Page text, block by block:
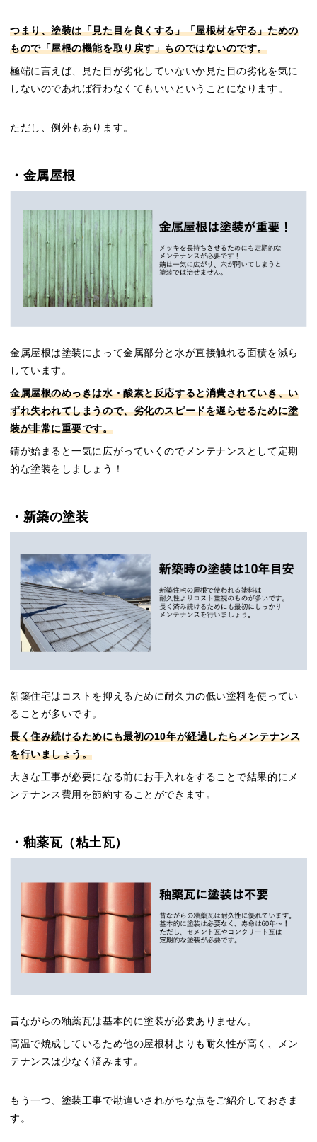
つまり、塗装は「見た目を良くする」「屋根材を守る」ための
もので「屋根の機能を取り戻す」ものではないのです。
極端に言えば、見た目が劣化していないか見た目の劣化を気に
しないのであれば行わなくてもいいということになります。
ただし、例外もあります。
・金属屋根
金属屋根は塗装によって金属部分と水が直接触れる面積を減ら
しています。
金属屋根のめっきは水・酸素と反応すると消費されていき、い
ずれ失われてしまうので、劣化のスピードを遅らせるために塗
装が非常に重要です。
錆が始まると一気に広がっていくのでメンテナンスとして定期
的な塗装をしましょう！
・新築の塗装
新築住宅はコストを抑えるために耐久力の低い塗料を使ってい
ることが多いです。
長く住み続けるためにも最初の10年が経過したらメンテナンス
を行いましょう。
大きな工事が必要になる前にお手入れをすることで結果的にメ
ンテナンス費用を節約することができます。
・釉薬瓦（粘土瓦）
昔ながらの釉薬瓦は基本的に塗装が必要ありません。
高温で焼成しているため他の屋根材よりも耐久性が高く、メン
テナンスは少なく済みます。
もう一つ、塗装工事で勘違いされがちな点をご紹介しておきま
す。